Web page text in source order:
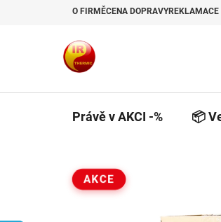
O FIRMĚCENA DOPRAVYREKLAMACE
Právě v AKCI -% 📦
AKCE